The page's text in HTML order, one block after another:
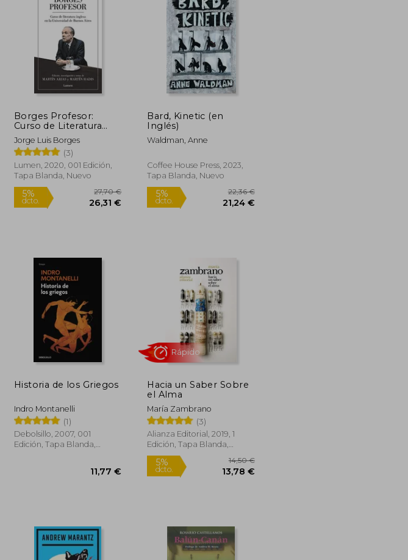
5% 9,99 € 5%
24,23 €
Borges Profesor:
Curso de Literatura
Inglesa en la
Universidad de Buenos
Aires
Jorge Luis Borges
(3)
Lumen, 2020, 001 Edición,
Tapa Blanda, Nuevo
dcto.
27,70 €
26,31 €
Bard, Kinetic (en
Inglés)
Waldman, Anne
Coffee House Press, 2023,
Tapa Blanda, Nuevo
Historia de los Griegos
Indro Montanelli
(1)
Debolsillo, 2007, 001
Edición, Tapa Blanda,
Hacia un Saber Sobre
el Alma
María Zambrano
(3)
Alianza Editorial, 2019, 1
Edición, Tapa Blanda,
Nuevo